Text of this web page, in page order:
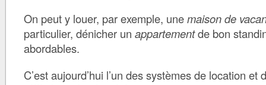
On peut y louer, par exemple, unemaison de
particulier, dénicher un appartementde bon
abordables.
C’est aujourd’hui l’un des systèmes de location et